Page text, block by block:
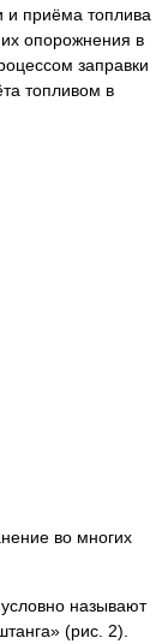
и приёма топлива
опорожнения в
заправки
топливом в
во многих
, условно называют
(рис. 2).